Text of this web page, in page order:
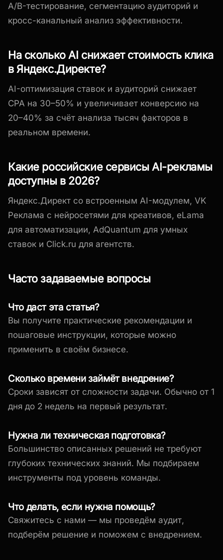
A/B-тестирование, сегментацию аудиторий и
кросс-канальный анализ эффективности.
На сколько AI снижает стоимость клика
в Яндекс.Директе?
AI-оптимизация ставок и аудиторий снижает
CPA на 30–50% и увеличивает конверсию на
20–40% за счёт анализа тысяч факторов в
реальном времени.
Какие российские сервисы AI-рекламы
доступны в 2026?
Яндекс.Директ со встроенным AI-модулем, VK
Реклама с нейросетями для креативов, eLama
для автоматизации, AdQuantum для умных
ставок и Click.ru для агентств.
Часто задаваемые вопросы
Что даст эта статья?
Вы получите практические рекомендации и
пошаговые инструкции, которые можно
применить в своём бизнесе.
Сколько времени займёт внедрение?
Сроки зависят от сложности задачи. Обычно от 1
дня до 2 недель на первый результат.
Нужна ли техническая подготовка?
Большинство описанных решений не требуют
глубоких технических знаний. Мы подбираем
инструменты под уровень команды.
Что делать, если нужна помощь?
Свяжитесь с нами — мы проведём аудит,
подберём решение и поможем с внедрением.